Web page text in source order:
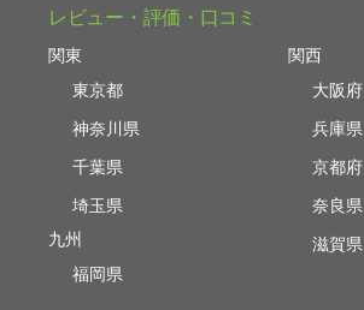
レビュー・評価・口コミ
関東
東京都
神奈川県
千葉県
埼玉県
九州
福岡県
関西
大阪府
兵庫県
京都府
奈良県
滋賀県